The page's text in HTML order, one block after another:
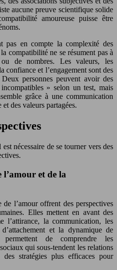
aucune preuve scientifique solide
amoureuse puisse être
pas en compte la complexité des
compatibilité ne se résument pas à
de nombres. Les valeurs, les
confiance et l’engagement sont des
personnes peuvent avoir des
» selon un test, mais
grâce à une communication
des valeurs partagées.
nécessaire de se tourner vers des
et de la
l’amour offrent des perspectives
Elles mettent en avant des
l’attirance, la communication, les
et la dynamique de
permettent de comprendre les
qui sous-tendent les relations
des stratégies plus efficaces pour